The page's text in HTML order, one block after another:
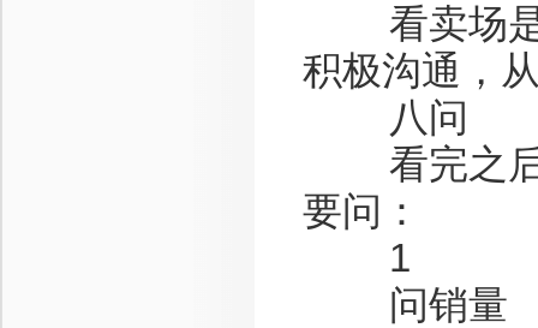
看卖场是
积极沟通，
八问
看完之后
要问：
1
问销量